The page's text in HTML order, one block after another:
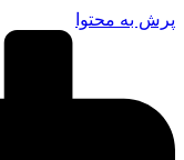
پرش به محتوا